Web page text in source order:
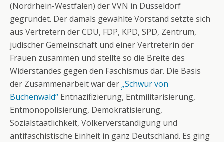
(Nordrhein-Westfalen) der VVN in Düsseldorf
gegründet. Der damals gewählte Vorstand setzte sich
aus Vertretern der CDU, FDP, KPD, SPD, Zentrum,
jüdischer Gemeinschaft und einer Vertreterin der
Frauen zusammen und stellte so die Breite des
Widerstandes gegen den Faschismus dar. Die Basis
der Zusammenarbeit war der „Schwur von
Buchenwald“ Entnazifizierung, Entmilitarisierung,
Entmonopolisierung, Demokratisierung,
Sozialstaatlichkeit, Völkerverständigung und
antifaschistische Einheit in ganz Deutschland. Es ging